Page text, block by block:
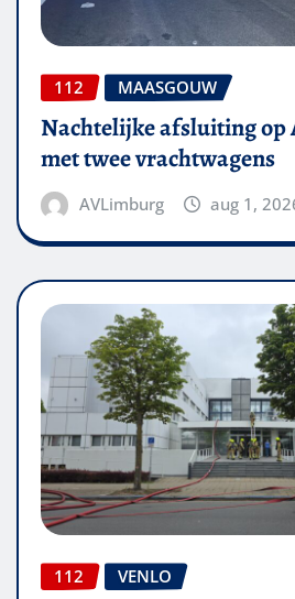
112 MAASGOUW
Nachtelijke afsluiting op
met twee vrachtwagens
AVLimburg aug 1,
112 VENLO